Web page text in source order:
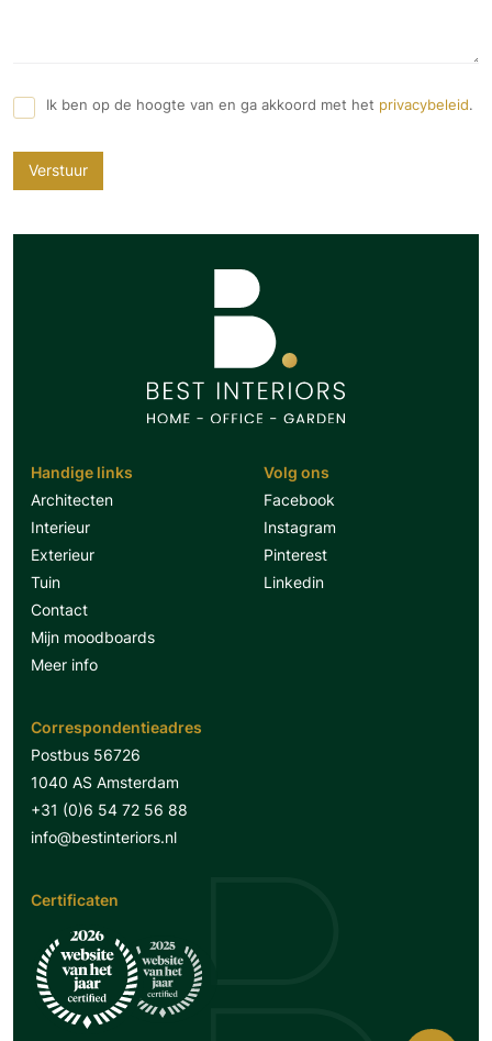
Ik ben op de hoogte van en ga akkoord met het privacybeleid.
Verstuur
Handige links
Architecten
Interieur
Exterieur
Tuin
Contact
Mijn moodboards
Meer info
Volg ons
Facebook
Instagram
Pinterest
Linkedin
Correspondentieadres
Postbus 56726
1040 AS Amsterdam
+31 (0)6 54 72 56 88
info@bestinteriors.nl
Certificaten